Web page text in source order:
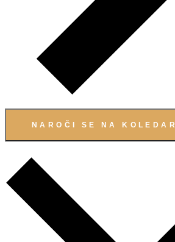
NAROČI SE NA KOLEDAR